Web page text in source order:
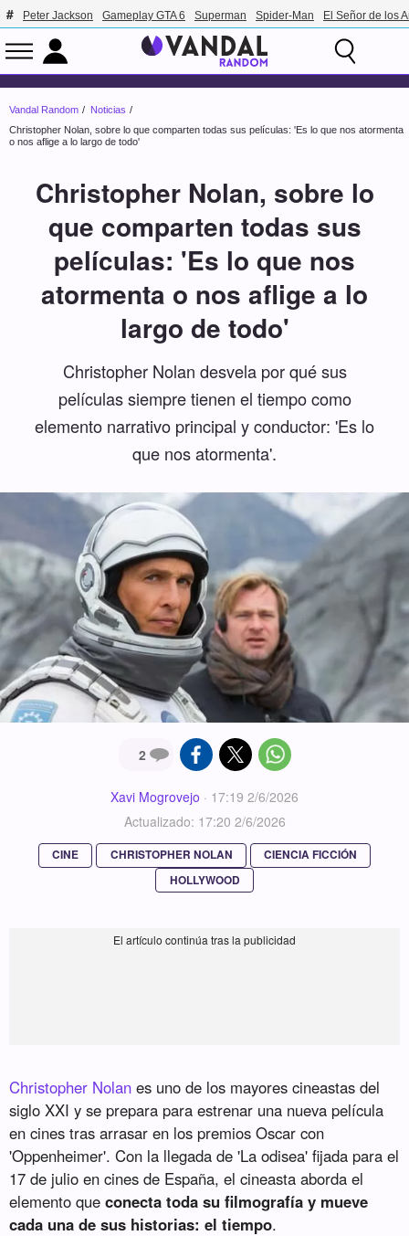
Peter Jackson Gameplay GTA 6 Superman Spider-Man El Señor de los
Vandal Random
Noticias
Christopher Nolan, sobre lo que comparten todas sus películas: 'Es lo que nos atormenta
o nos aflige a lo largo de todo'
Christopher Nolan, sobre lo
que comparten todas sus
películas: 'Es lo que nos
atormenta o nos aflige a lo
largo de todo'
Christopher Nolan desvela por qué sus
películas siempre tienen el tiempo como
elemento narrativo principal y conductor: 'Es lo
que nos atormenta'.
2
Xavi Mogrovejo · 17:19 2/6/2026
Actualizado: 17:20 2/6/2026
CINE CHRISTOPHER NOLAN
CIENCIA FICCIÓN
HOLLYWOOD
Christopher Nolan es uno de los mayores cineastas del
siglo XXI y se prepara para estrenar una nueva película
en cines tras arrasar en los premios Oscar con
'Oppenheimer'. Con la llegada de 'La odisea' fijada para el
17 de julio en cines de España, el cineasta aborda el
elemento queconecta toda su filmografía y mueve
cada una de sus historias: el tiempo.